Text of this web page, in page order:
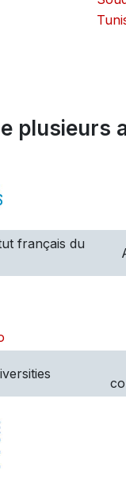
plusieurs
français du